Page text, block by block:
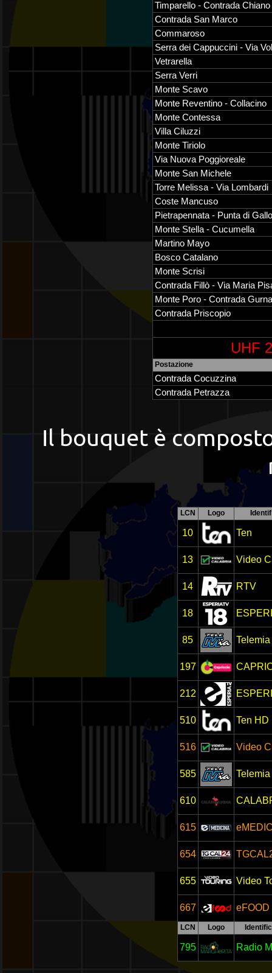
Timparello - Contrada Chiano
Contrada San Marco
Commaroso
Serra dei Cappuccini - Via
Vetrarella
Serra Verri
Monte Scavo
Monte Reventino - Collacino
Monte Contessa
Villa Ciluzzi
Monte Tiriolo
Via Nuova Poggioreale
Monte San Michele
Torre Melissa - Via Lombardi
Coste Mancuso
Pietrapennata - Punta di Gallo
Monte Stella - Cucumella
Martino Mayo
Bosco Catalano
Monte Scrisi
Contrada Fillò - Via Maria
Monte Poro - Contrada Gurna
Contrada Priscopio
UHF
Postazione
Contrada Cocuzzina
Contrada Petrazza
Il bouquet è
LCN Logo
10 Ten
13 Video
14 RTV
18
85 Telemia
197
212
510 Ten HD
516 Video
585
610
615
654
655 Video
667 eFOOD
LCN Logo
795 Radio